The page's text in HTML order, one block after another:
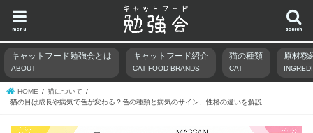
search
menu
キャットフード勉強会とは
ABOUT
キャットフード紹介
CAT FOOD BRANDS
猫の種類
CAT
原材料
HOME
猫について
猫の目は成長や病気で色が変わる？色の種類と病気のサイン、性格の違いを解説